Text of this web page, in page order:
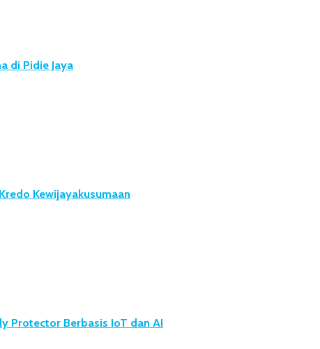
di Pidie Jaya
Kewijayakusumaan
Protector Berbasis IoT dan AI